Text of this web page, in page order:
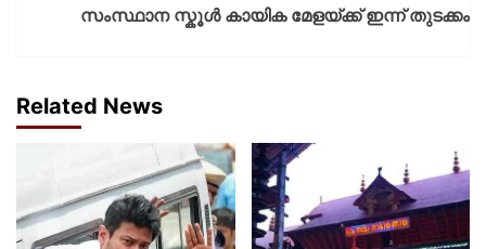
സംസ്ഥാന സ്കൂൾ കായിക മേളയ്ക്ക് ഇന്ന് തുടക്കം
Related News